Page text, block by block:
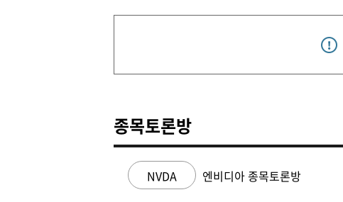
종목토론방
NVDA 엔비디아 종목토론방